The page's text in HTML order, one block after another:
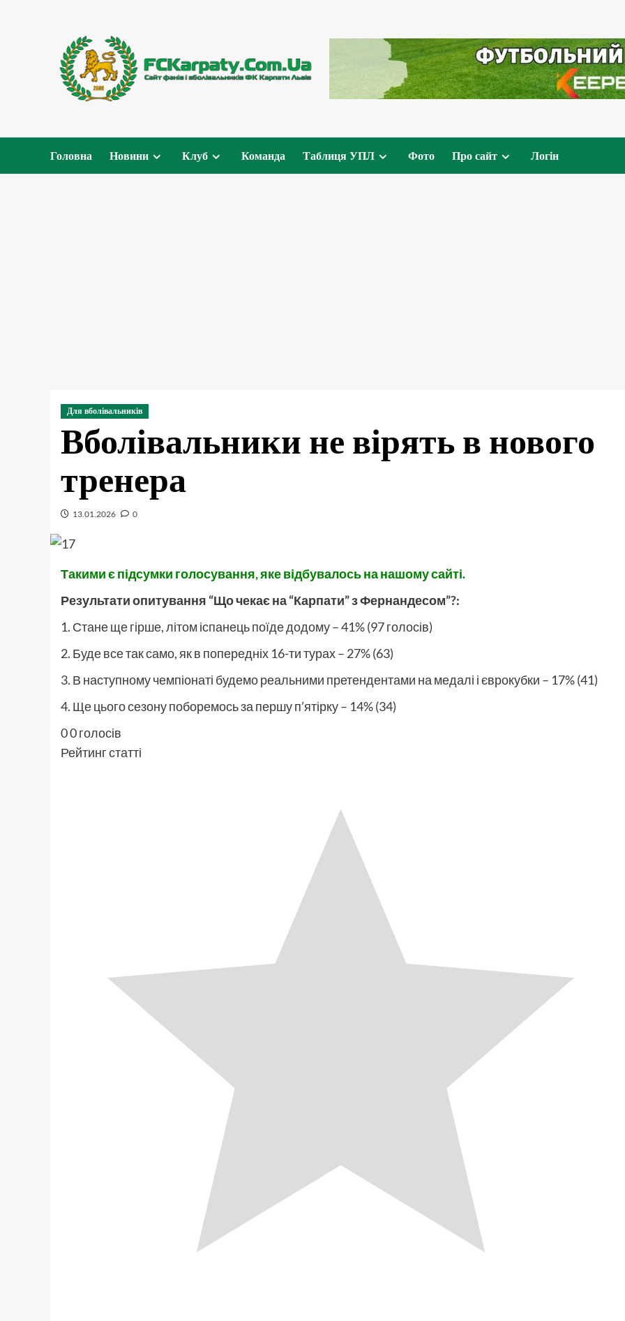
Головна Новини Клуб Команда Таблиця УПЛ Фото Про сайт Логін
Для вболівальників
Вболівальники не вірять в нового
тренера
13.01.2026 0
Такими є підсумки голосування, яке відбувалось на нашому сайті.
Результати опитування “Що чекає на “Карпати” з Фернандесом”?:
1. Стане ще гірше, літом іспанець поїде додому – 41% (97 голосів)
2. Буде все так само, як в попередніх 16-ти турах – 27% (63)
3. В наступному чемпіонаті будемо реальними претендентами на медалі і єврокубки – 17% (41)
4. Ще цього сезону поборемось за першу п’ятірку – 14% (34)
00голосів
Рейтинг статті